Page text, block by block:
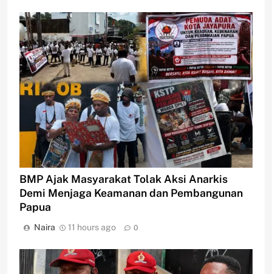
BMP Ajak Masyarakat Tolak Aksi Anarkis
Demi Menjaga Keamanan dan Pembangunan
Papua
Naira 11 hours ago 0